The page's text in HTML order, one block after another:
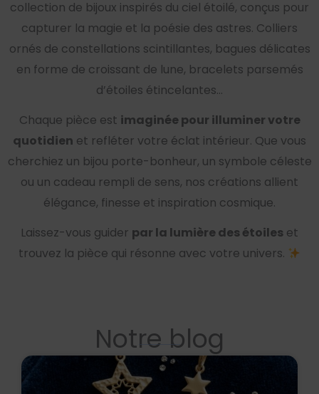
collection de bijoux inspirés du ciel étoilé, conçus pour
capturer la magie et la poésie des astres. Colliers
ornés de constellations scintillantes, bagues délicates
en forme de croissant de lune, bracelets parsemés
d’étoiles étincelantes…
Chaque pièce est imaginée pour illuminer votre
quotidien et refléter votre éclat intérieur. Que vous
cherchiez un bijou porte-bonheur, un symbole céleste
ou un cadeau rempli de sens, nos créations allient
élégance, finesse et inspiration cosmique.
Laissez-vous guider par la lumière des étoiles et
trouvez la pièce qui résonne avec votre univers.
Notre blog